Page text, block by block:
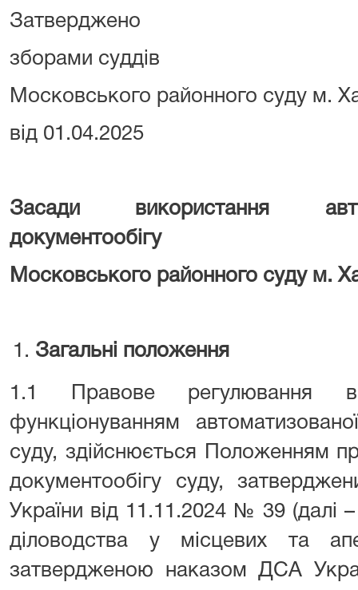
Затверджено
зборами суддів
Московського районного суду м.
від 01.04.2025
Засади використання
документообігу
Московського районного суду м.
Загальні положення
1.1 Правове регулювання
функціонуванням
суду, здійснюється Положенням
документообігу суду,
України від 11.11.2024 № 39 (далі
діловодства у місцевих та
затвердженою наказом ДСА